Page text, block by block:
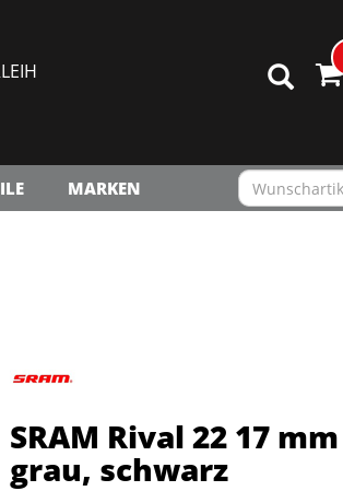
MARKEN
SRAM Rival 22 17 mm
grau, schwarz